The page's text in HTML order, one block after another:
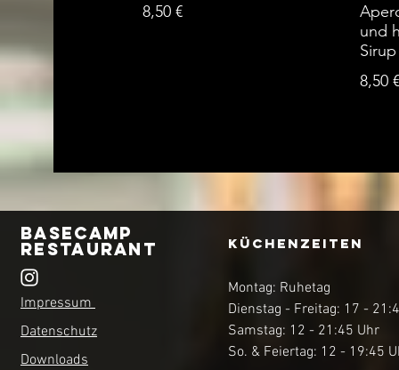
8,50 €
und
Sirup
8,50 €
Basecamp
Restaurant
Impressum
Datenschutz
Downloads
KüchenZEITEN
Montag: Ruhetag
Dienstag - Freitag: 17 -
Samstag: 12 - 21:45 Uhr
So. & Feiertag: 12 - 19:45